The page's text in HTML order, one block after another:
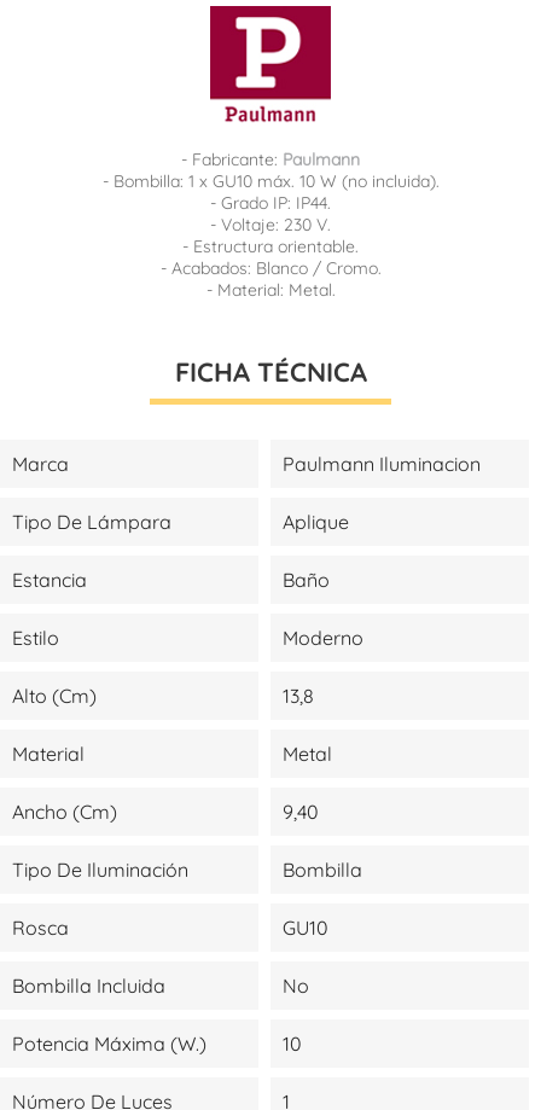
- Fabricante: Paulmann
- Bombilla: 1 x GU10 máx. 10 W (no incluida).
- Grado IP: IP44.
- Voltaje: 230 V.
- Estructura orientable.
- Acabados: Blanco / Cromo.
- Material: Metal.
FICHA TÉCNICA
Marca Paulmann Iluminacion
Tipo De Lámpara Aplique
Estancia Baño
Estilo Moderno
Alto (cm) 13,8
Material Metal
Ancho (cm) 9,40
Tipo De Iluminación Bombilla
Rosca GU10
Bombilla Incluida No
Potencia Máxima (W.) 10
Número De Luces 1